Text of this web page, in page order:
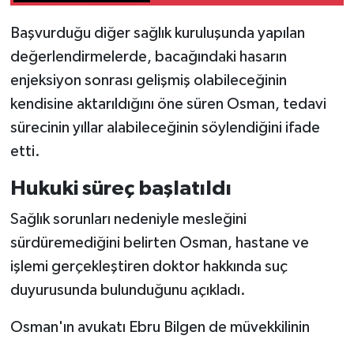
Başvurduğu diğer sağlık kuruluşunda yapılan
değerlendirmelerde, bacağındaki hasarın
enjeksiyon sonrası gelişmiş olabileceğinin
kendisine aktarıldığını öne süren Osman, tedavi
sürecinin yıllar alabileceğinin söylendiğini ifade
etti.
Hukuki süreç başlatıldı
Sağlık sorunları nedeniyle mesleğini
sürdüremediğini belirten Osman, hastane ve
işlemi gerçekleştiren doktor hakkında suç
duyurusunda bulunduğunu açıkladı.
Osman'ın avukatı Ebru Bilgen de müvekkilinin